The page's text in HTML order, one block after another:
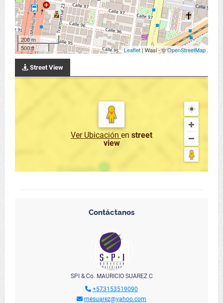
200 m
500 ft
Leaflet | Wasi - ©OpenStreetMap
Street View
Ver Ubicación en street
view
Contáctanos
SPI & Co. MAURICIO SUAREZ C
+573153519090
mesuarez@yahoo.com